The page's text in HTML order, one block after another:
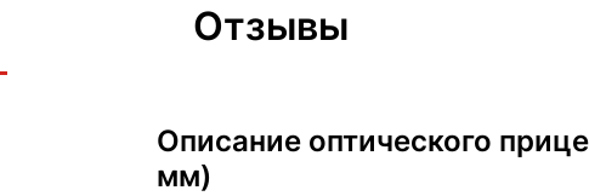
Отзывы
Описание оптического
мм)